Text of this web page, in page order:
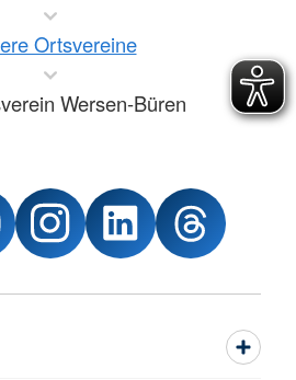
Ortsvereine
Wersen-Büren